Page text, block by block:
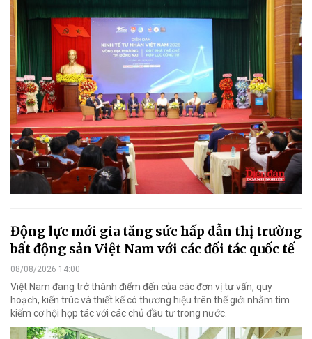
Động lực mới gia tăng sức hấp dẫn thị trường
bất động sản Việt Nam với các đối tác quốc tế
08/08/2026 14:00
Việt Nam đang trở thành điểm đến của các đơn vị tư vấn, quy
hoạch, kiến trúc và thiết kế có thương hiệu trên thế giới nhằm tìm
kiếm cơ hội hợp tác với các chủ đầu tư trong nước.